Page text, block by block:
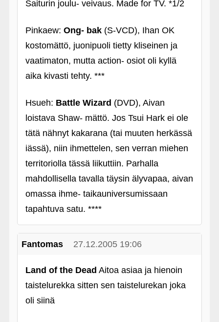
Saiturin joulu- veivaus. Made for TV. *1/2
Pinkaew: Ong- bak(S-VCD), Ihan OK
kostomättö, juonipuoli tietty kliseinen ja
vaatimaton, mutta action- osiot oli kyllä
aika kivasti tehty. ***
Hsueh: Battle Wizard (DVD), Aivan
loistava Shaw- mättö. Jos Tsui Hark ei ole
tätä nähnyt kakarana (tai muuten herkässä
iässä), niin ihmettelen, sen verran miehen
territoriolla tässä liikuttiin. Parhalla
mahdollisella tavalla täysin älyvapaa, aivan
omassa ihme- taikauniversumissaan
tapahtuva satu. ****
Fantomas 27.12.2005 19:06
Land of the Dead Aitoa asiaa ja hienoin
taistelurekka sitten sen taistelurekan joka
oli siinä